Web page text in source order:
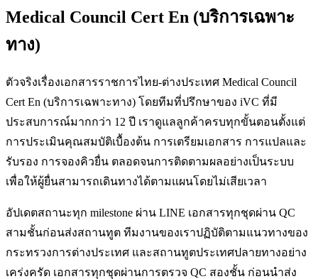
Medical Council Cert En (บริการเฉพาะ
ทาง)
ตัวจริงเรื่องเอกสารราชการไทย-ต่างประเทศ Medical Council
Cert En (บริการเฉพาะทาง) โดยทีมที่ปรึกษาของ iVC ที่มี
ประสบการณ์มากกว่า 12 ปี เราดูแลลูกค้าครบทุกขั้นตอนตั้งแต่
การประเมินคุณสมบัติเบื้องต้น การเตรียมเอกสาร การแปลและ
รับรอง การจองคิวยื่น ตลอดจนการติดตามผลอย่างเป็นระบบ
เพื่อให้ผู้ยื่นสามารถเดินทางได้ตามแผนโดยไม่เสียเวลา
อัปเดตสถานะทุก milestone ผ่าน LINE เอกสารทุกชุดผ่าน QC
สามชั้นก่อนส่งสถานทูต ทีมงานของเราปฏิบัติตามแนวทางของ
กระทรวงการต่างประเทศ และสถานทูตประเทศปลายทางอย่าง
เคร่งครัด เอกสารทุกชุดผ่านการตรวจ QC สองชั้น ก่อนนำส่ง